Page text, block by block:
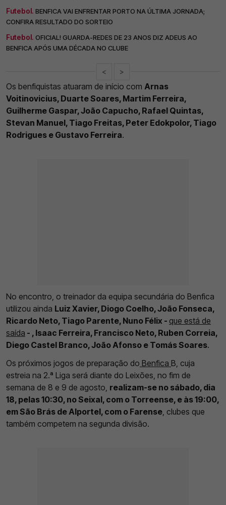
Futebol. BENFICA VAI ENFRENTAR PORTO NA ÚLTIMA JORNADA;
CONFIRA RESULTADO DO SORTEIO
Futebol. OFICIAL! GUARDA-REDES DE 23 ANOS DIZ ADEUS AO
BENFICA APÓS UMA DÉCADA NO CLUBE
< >
Os benfiquistas atuaram de início com Arnas
Voitinovicius, Duarte Soares, Martim Ferreira,
Guilherme Gaspar, João Capucho, Rafael Quintas,
Stevan Manuel, Tiago Freitas, Peter Edokpolor, Tiago
Rodrigues e Gustavo Ferreira.
No encontro, o treinador da equipa secundária do Benfica
utilizou ainda Luiz Xavier, Diogo Coelho, João Fonseca,
Ricardo Neto, Tiago Parente, Nuno Félix - que está de
saída - , Isaac Ferreira, Francisco Neto, Ruben Correia,
Diego Castel Branco, João Afonso e Tomás Soares.
Os próximos jogos de preparação do Benfica B, cuja
estreia na 2.ª Liga será diante do Leixões, no fim de
semana de 8 e 9 de agosto, realizam-se no sábado, dia
18, pelas 10:30, no Seixal, com o Torreense, e às 19:00,
em São Brás de Alportel, com o Farense , clubes que
também competem na segunda divisão.